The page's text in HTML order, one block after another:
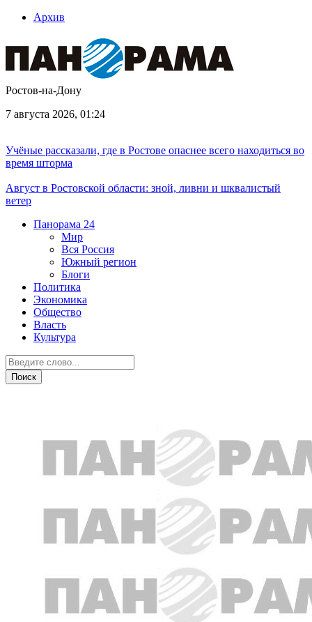
Архив
Ростов-на-Дону
7 августа 2026, 01:24
Учёные рассказали, где в Ростове опаснее всего находиться во
время шторма
Август в Ростовской области: зной, ливни и шквалистый
ветер
Панорама 24
Мир
Вся Россия
Южный регион
Блоги
Политика
Экономика
Общество
Власть
Культура